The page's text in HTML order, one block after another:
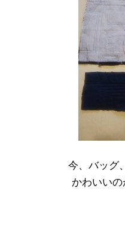
今、バッグ
かわいいの